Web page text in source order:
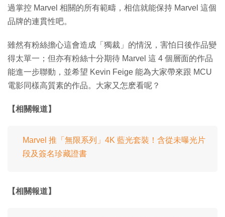
過掌控 Marvel 相關的所有範疇，相信就能保持 Marvel 這個
品牌的連貫性吧。
雖然有粉絲擔心這會造成「獨裁」的情況，害怕日後作品變
得太單一；但亦有粉絲十分期待 Marvel 這 4 個層面的作品
能進一步聯動，並希望 Kevin Feige 能為大家帶來跟 MCU
電影同樣高質素的作品。大家又怎麽看呢？
【相關報道】
Marvel 推「無限系列」4K 藍光套裝！含從未曝光片
段及簽名珍藏證書
【相關報道】